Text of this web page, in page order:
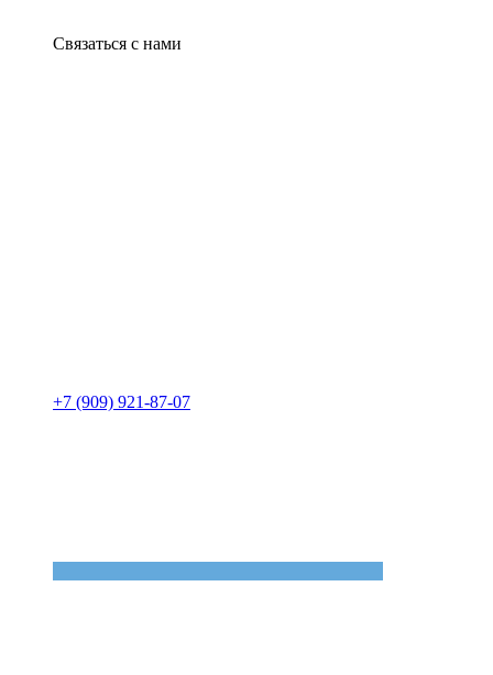
Связаться с нами
+7 (909) 921-87-07